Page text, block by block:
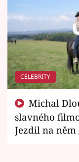
CELEBRITY
slavného
Jezdil na